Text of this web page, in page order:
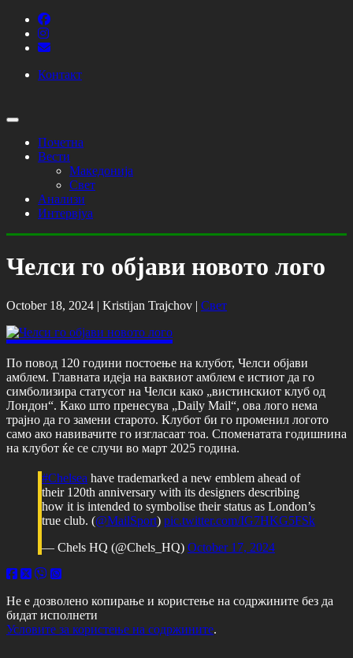
Контакт
Почетна
Вести
Македонија
Свет
Анализи
Интервјуа
Челси го објави новото лого
October 18, 2024 | Kristijan Trajchov | Свет
По повод 120 години постоење на клубот, Челси објави
амблем. Главната идеја на ваквиот амблем е истиот да го
симболизира статусот на Челси како „вистинскиот клуб од
Лондон“. Како што пренесува „Daily Mail“, ова лого нема
трајно да го замени старото. Клубот би го променил логото
само ако навивачите го изгласаат тоа. Споменатата годишнина
на клубот ќе се случи во март 2025 година.
#Chelsea have trademarked a new emblem ahead of
their 120th anniversary with its designers describing
how it is intended to symbolise their status as London’s
true club. (@MailSport) pic.twitter.com/IG7HKG5FSk
— Chels HQ (@Chels_HQ) October 17, 2024
Не е дозволено копирање и користење на содржините без да
бидат исполнети
Условите за користење на содржините.